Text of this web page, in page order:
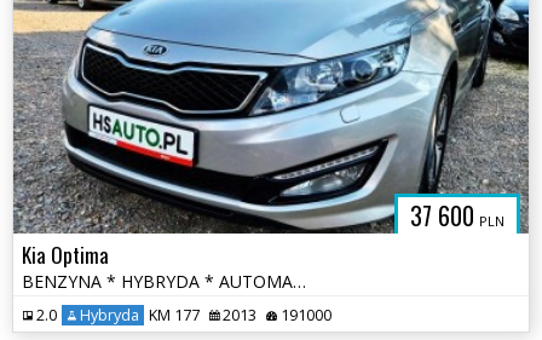
37 600 PLN
Kia Optima
BENZYNA * HYBRYDA * AUTOMAT * atrakcyjny wygląd * super * okazja
2.0 Hybryda KM 177 2013 191000